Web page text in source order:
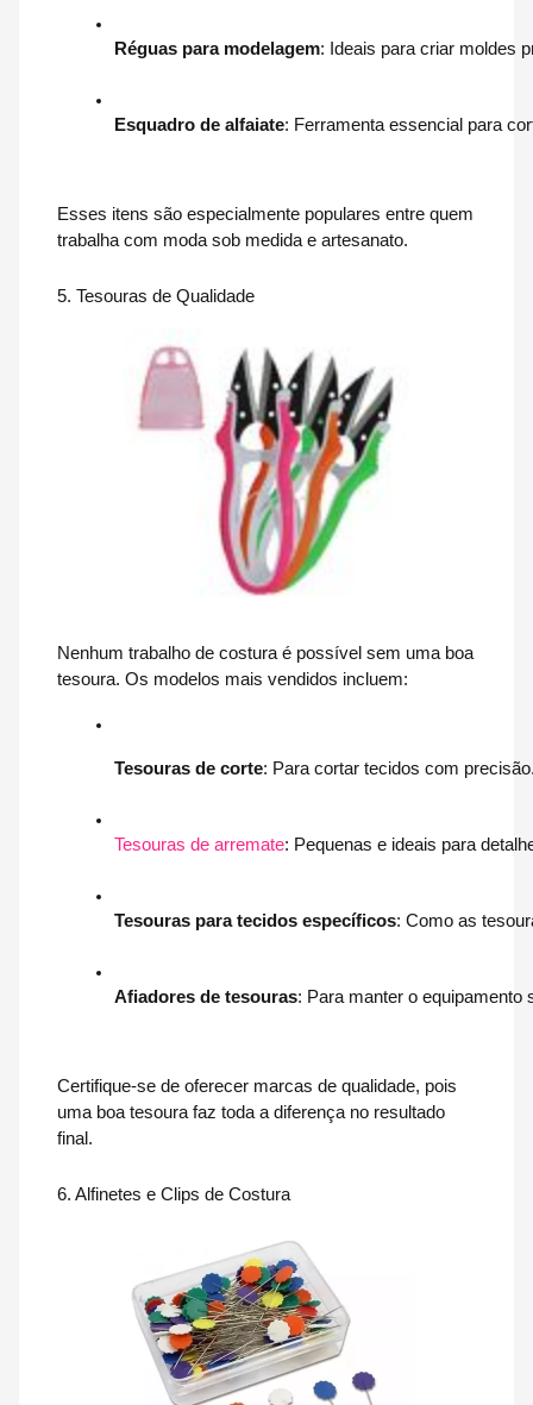
Réguas para modelagem: Ideais para criar moldes
Esquadro de alfaiate: Ferramenta essencial para
Esses itens são especialmente populares entre quem
trabalha com moda sob medida e artesanato.
5. Tesouras de Qualidade
Nenhum trabalho de costura é possível sem uma boa
tesoura. Os modelos mais vendidos incluem:
Tesouras de corte: Para cortar tecidos com
Tesouras de arremate: Pequenas e ideais para
Tesouras para tecidos específicos: Como as
Afiadores de tesouras: Para manter o equipamento
Certifique-se de oferecer marcas de qualidade, pois
uma boa tesoura faz toda a diferença no resultado
final.
6. Alfinetes e Clips de Costura